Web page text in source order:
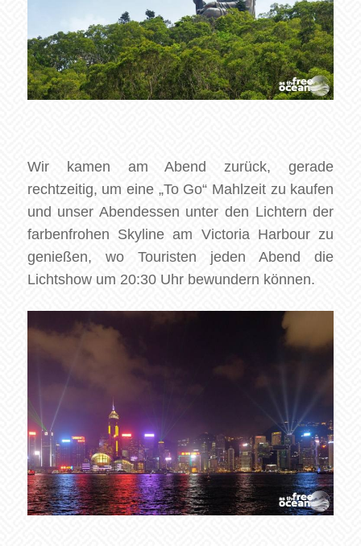
Wir kamen am Abend zurück, gerade
rechtzeitig, um eine „To Go“ Mahlzeit zu kaufen
und unser Abendessen unter den Lichtern der
farbenfrohen Skyline am Victoria Harbour zu
genießen, wo Touristen jeden Abend die
Lichtshow um 20:30 Uhr bewundern können.